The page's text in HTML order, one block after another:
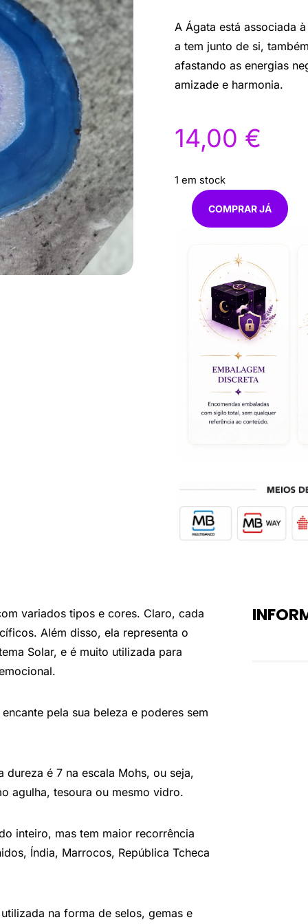
A Ágata está associada
a tem junto de si,
afastando as energias
amizade e harmonia.
14,00 €
1 em stock
Quantidade
14cm
COMPRAR JÁ
variados tipos e cores. Claro, cada
Além disso, ela representa o
Solar, e é muito utilizada para
pela sua beleza e poderes sem
é 7 na escala Mohs, ou seja,
agulha, tesoura ou mesmo vidro.
inteiro, mas tem maior recorrência
Índia, Marrocos, República Tcheca
na forma de selos, gemas e